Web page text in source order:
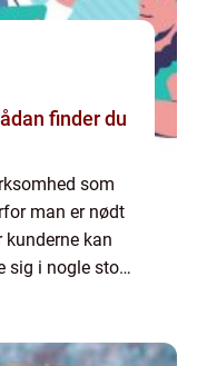
som
man er nødt
kunderne kan
sig i nogle stole